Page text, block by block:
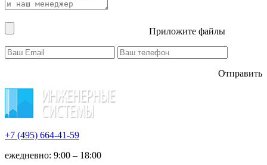
Приложите файлы
Отправить
+7 (495) 664-41-59
ежедневно: 9:00 – 18:00